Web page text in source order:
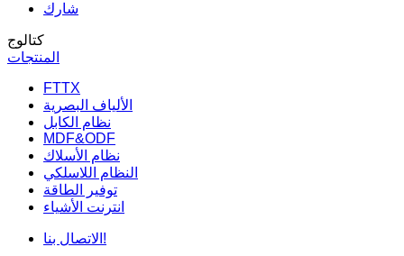
شارك
كتالوج
المنتجات
FTTX
الألياف البصرية
نظام الكابل
MDF&ODF
نظام الأسلاك
النظام اللاسلكي
توفير الطاقة
انترنت الأشياء
الاتصال بنا!